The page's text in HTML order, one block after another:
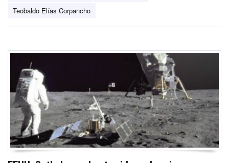
Teobaldo Elías Corpancho